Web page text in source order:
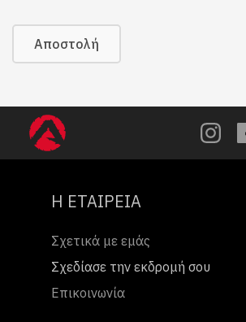
Αποστολή
Η ΕΤΑΙΡΕΙΑ
Σχετικά με εμάς
Σχεδίασε την εκδρομή σου
Επικοινωνία